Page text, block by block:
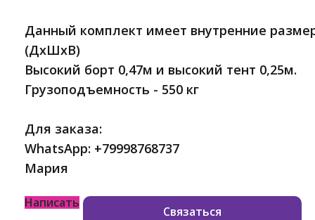
Данный комплект имеет внутренние
(ДхШхВ)
Высокий борт 0,47м и высокий тент 0,25м.
Грузоподъемность - 550 кг
Для заказа:
WhatsApp: +79998768737
Мария
Написать
Связаться